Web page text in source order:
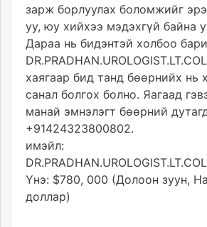
зарж борлуулах боломжийг
уу, юу хийхээ мэдэхгүй байна
Дараа нь бидэнтэй холбоо
хаягаар бид танд бөөрнийх нь
санал болгох болно. Яагаад
манай эмнэлэгт бөөрний
+91424323800802.
имэйл:
Yнэ: $780, 000 (Долоон зуун,
доллар)